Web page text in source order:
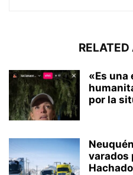
«Es una
por la
varados